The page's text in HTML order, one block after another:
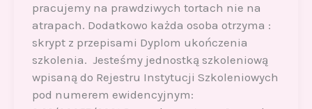
pracujemy na prawdziwych tortach nie na
atrapach. Dodatkowo każda osoba otrzyma :
skrypt z przepisami Dyplom ukończenia
szkolenia. Jesteśmy jednostką szkoleniową
wpisaną do Rejestru Instytucji Szkoleniowych
pod numerem ewidencyjnym: